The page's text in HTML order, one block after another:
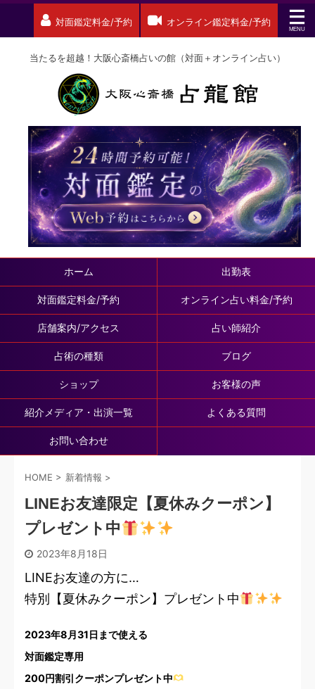
対面鑑定料金/予約 オンライン鑑定料金/予約
当たるを超越！大阪心斎橋占いの館（対面＋オンライン占い）
ホーム 出勤表
対面鑑定料金/予約 オンライン占い料金/予約
店舗案内/アクセス 占い師紹介
占術の種類 ブログ
ショップ お客様の声
紹介メディア・出演一覧 よくある質問
お問い合わせ
HOME > 新着情報 >
LINEお友達限定【夏休みクーポン】
プレゼント中
2023年8月18日
LINEお友達の方に…
特別【夏休みクーポン】プレゼント中
2023年8月31日まで使える
対面鑑定専用
200円割引クーポンプレゼント中